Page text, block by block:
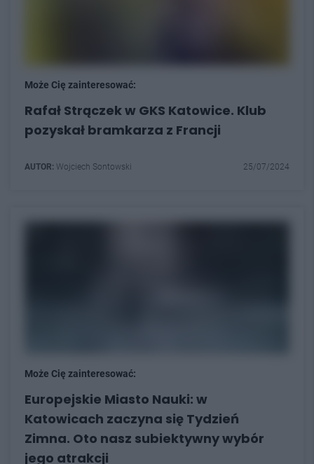
Może Cię zainteresować:
Rafał Strączek w GKS Katowice. Klub
pozyskał bramkarza z Francji
AUTOR: Wojciech Sontowski 25/07/2024
Może Cię zainteresować:
Europejskie Miasto Nauki: w
Katowicach zaczyna się Tydzień
Zimna. Oto nasz subiektywny wybór
jego atrakcji